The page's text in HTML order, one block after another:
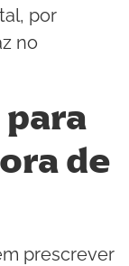
por
no
de
prescrever